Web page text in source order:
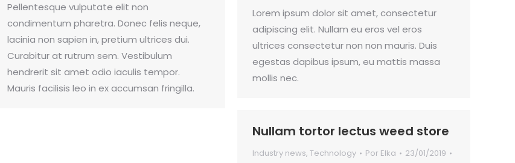
Lorem ipsum dolor sit amet, consectetur
adipiscing elit. Nullam eu eros vel eros
ultrices consectetur non non mauris. Duis
egestas dapibus ipsum, eu mattis massa
mollis nec.
Pellentesque vulputate elit non
condimentum pharetra. Donec felis neque,
lacinia non sapien in, pretium ultrices dui.
Curabitur at rutrum sem. Vestibulum
hendrerit sit amet odio iaculis tempor.
Mauris facilisis leo in ex accumsan fringilla.
Nullam tortor lectus weed store
Industry news, Technology Por Elka
23/01/2019